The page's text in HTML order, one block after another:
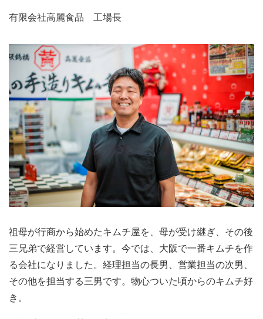
有限会社高麗食品 工場長
祖母が行商から始めたキムチ屋を、母が受け継ぎ、その後
三兄弟で経営しています。今では、大阪で一番キムチを作
る会社になりました。経理担当の長男、営業担当の次男、
その他を担当する三男です。物心ついた頃からのキムチ好
き。